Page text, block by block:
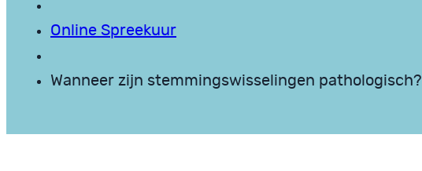
Online Spreekuur
Wanneer zijn stemmingswisselingen pathologisch?